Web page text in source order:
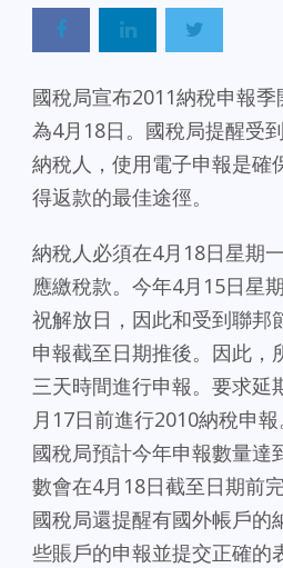
國稅局宣布2011納稅申報
為4月18日。國稅局提醒受
納稅人，使用電子申報是確
得返款的最佳途徑。
納稅人必須在4月18日星期
應繳稅款。今年4月15日星
祝解放日，因此和受到聯邦
申報截至日期推後。因此，
三天時間進行申報。要求延
月17日前進行2010納稅申報
國稅局預計今年申報數量達
數會在4月18日截至日期前完
國稅局還提醒有國外帳戶的
些賬戶的申報並提交正確的